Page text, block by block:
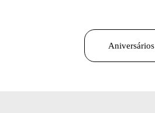
Aniversários